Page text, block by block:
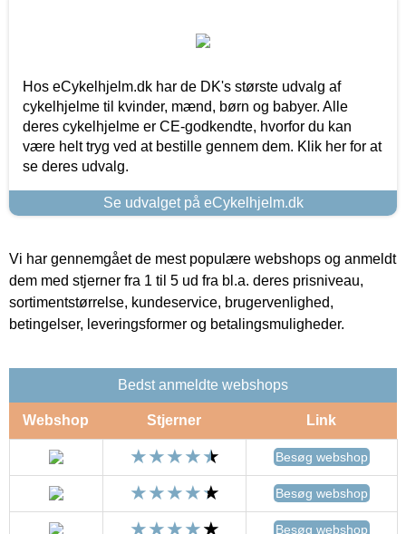
Hos eCykelhjelm.dk har de DK's største udvalg af
cykelhjelme til kvinder, mænd, børn og babyer. Alle
deres cykelhjelme er CE-godkendte, hvorfor du kan
være helt tryg ved at bestille gennem dem. Klik her for at
se deres udvalg.
Se udvalget på eCykelhjelm.dk
Vi har gennemgået de mest populære webshops og anmeldt
dem med stjerner fra 1 til 5 ud fra bl.a. deres prisniveau,
sortimentstørrelse, kundeservice, brugervenlighed,
betingelser, leveringsformer og betalingsmuligheder.
Bedst anmeldte webshops
Webshop Stjerner Link
Besøg webshop
Besøg webshop
Besøg webshop